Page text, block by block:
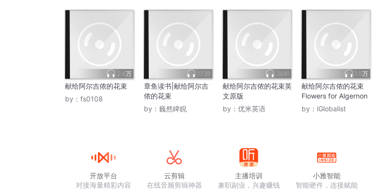
2.6万
献给阿尔吉侬的花束
by： fs0108
1738
章鱼读书|献给阿尔吉
侬的花束
by： 巍然睥睨
3841
献给阿尔吉侬的花束英
文原版
by： 优米英语
1.5万
献给阿尔吉侬的花束
Flowers for Algernon
by： iGlobalist
开放平台
对接海量精彩内容
云剪辑
在线音频剪辑神器
主播培训
兼职副业，兴趣赚钱
小雅智能
智能硬件，连接赋能